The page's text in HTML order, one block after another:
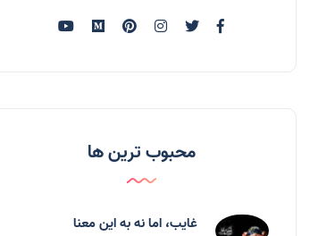
محبوب ترین ها
غایب، اما نه به اين معنا